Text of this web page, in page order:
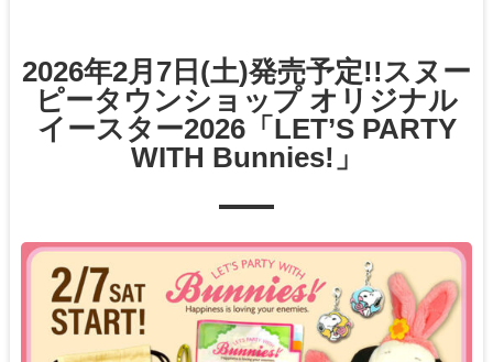
2026年2月7日(土)発売予定!!スヌー
ピータウンショップ オリジナル
イースター2026「LET’S PARTY
WITH Bunnies!」